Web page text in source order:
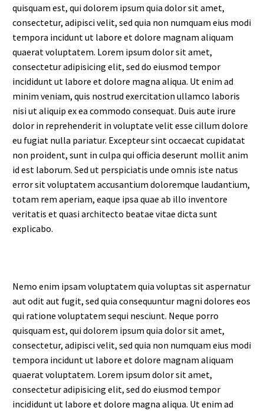
quisquam est, qui dolorem ipsum quia dolor sit amet,
consectetur, adipisci velit, sed quia non numquam eius modi
tempora incidunt ut labore et dolore magnam aliquam
quaerat voluptatem. Lorem ipsum dolor sit amet,
consectetur adipisicing elit, sed do eiusmod tempor
incididunt ut labore et dolore magna aliqua. Ut enim ad
minim veniam, quis nostrud exercitation ullamco laboris
nisi ut aliquip ex ea commodo consequat. Duis aute irure
dolor in reprehenderit in voluptate velit esse cillum dolore
eu fugiat nulla pariatur. Excepteur sint occaecat cupidatat
non proident, sunt in culpa qui officia deserunt mollit anim
id est laborum. Sed ut perspiciatis unde omnis iste natus
error sit voluptatem accusantium doloremque laudantium,
totam rem aperiam, eaque ipsa quae ab illo inventore
veritatis et quasi architecto beatae vitae dicta sunt
explicabo.
Nemo enim ipsam voluptatem quia voluptas sit aspernatur
aut odit aut fugit, sed quia consequuntur magni dolores eos
qui ratione voluptatem sequi nesciunt. Neque porro
quisquam est, qui dolorem ipsum quia dolor sit amet,
consectetur, adipisci velit, sed quia non numquam eius modi
tempora incidunt ut labore et dolore magnam aliquam
quaerat voluptatem. Lorem ipsum dolor sit amet,
consectetur adipisicing elit, sed do eiusmod tempor
incididunt ut labore et dolore magna aliqua. Ut enim ad